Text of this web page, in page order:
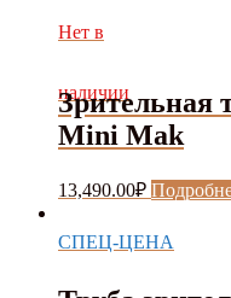
Нет в
наличии
Зрительная
Mini Mak
13,490.00₽
СПЕЦ-ЦЕНА